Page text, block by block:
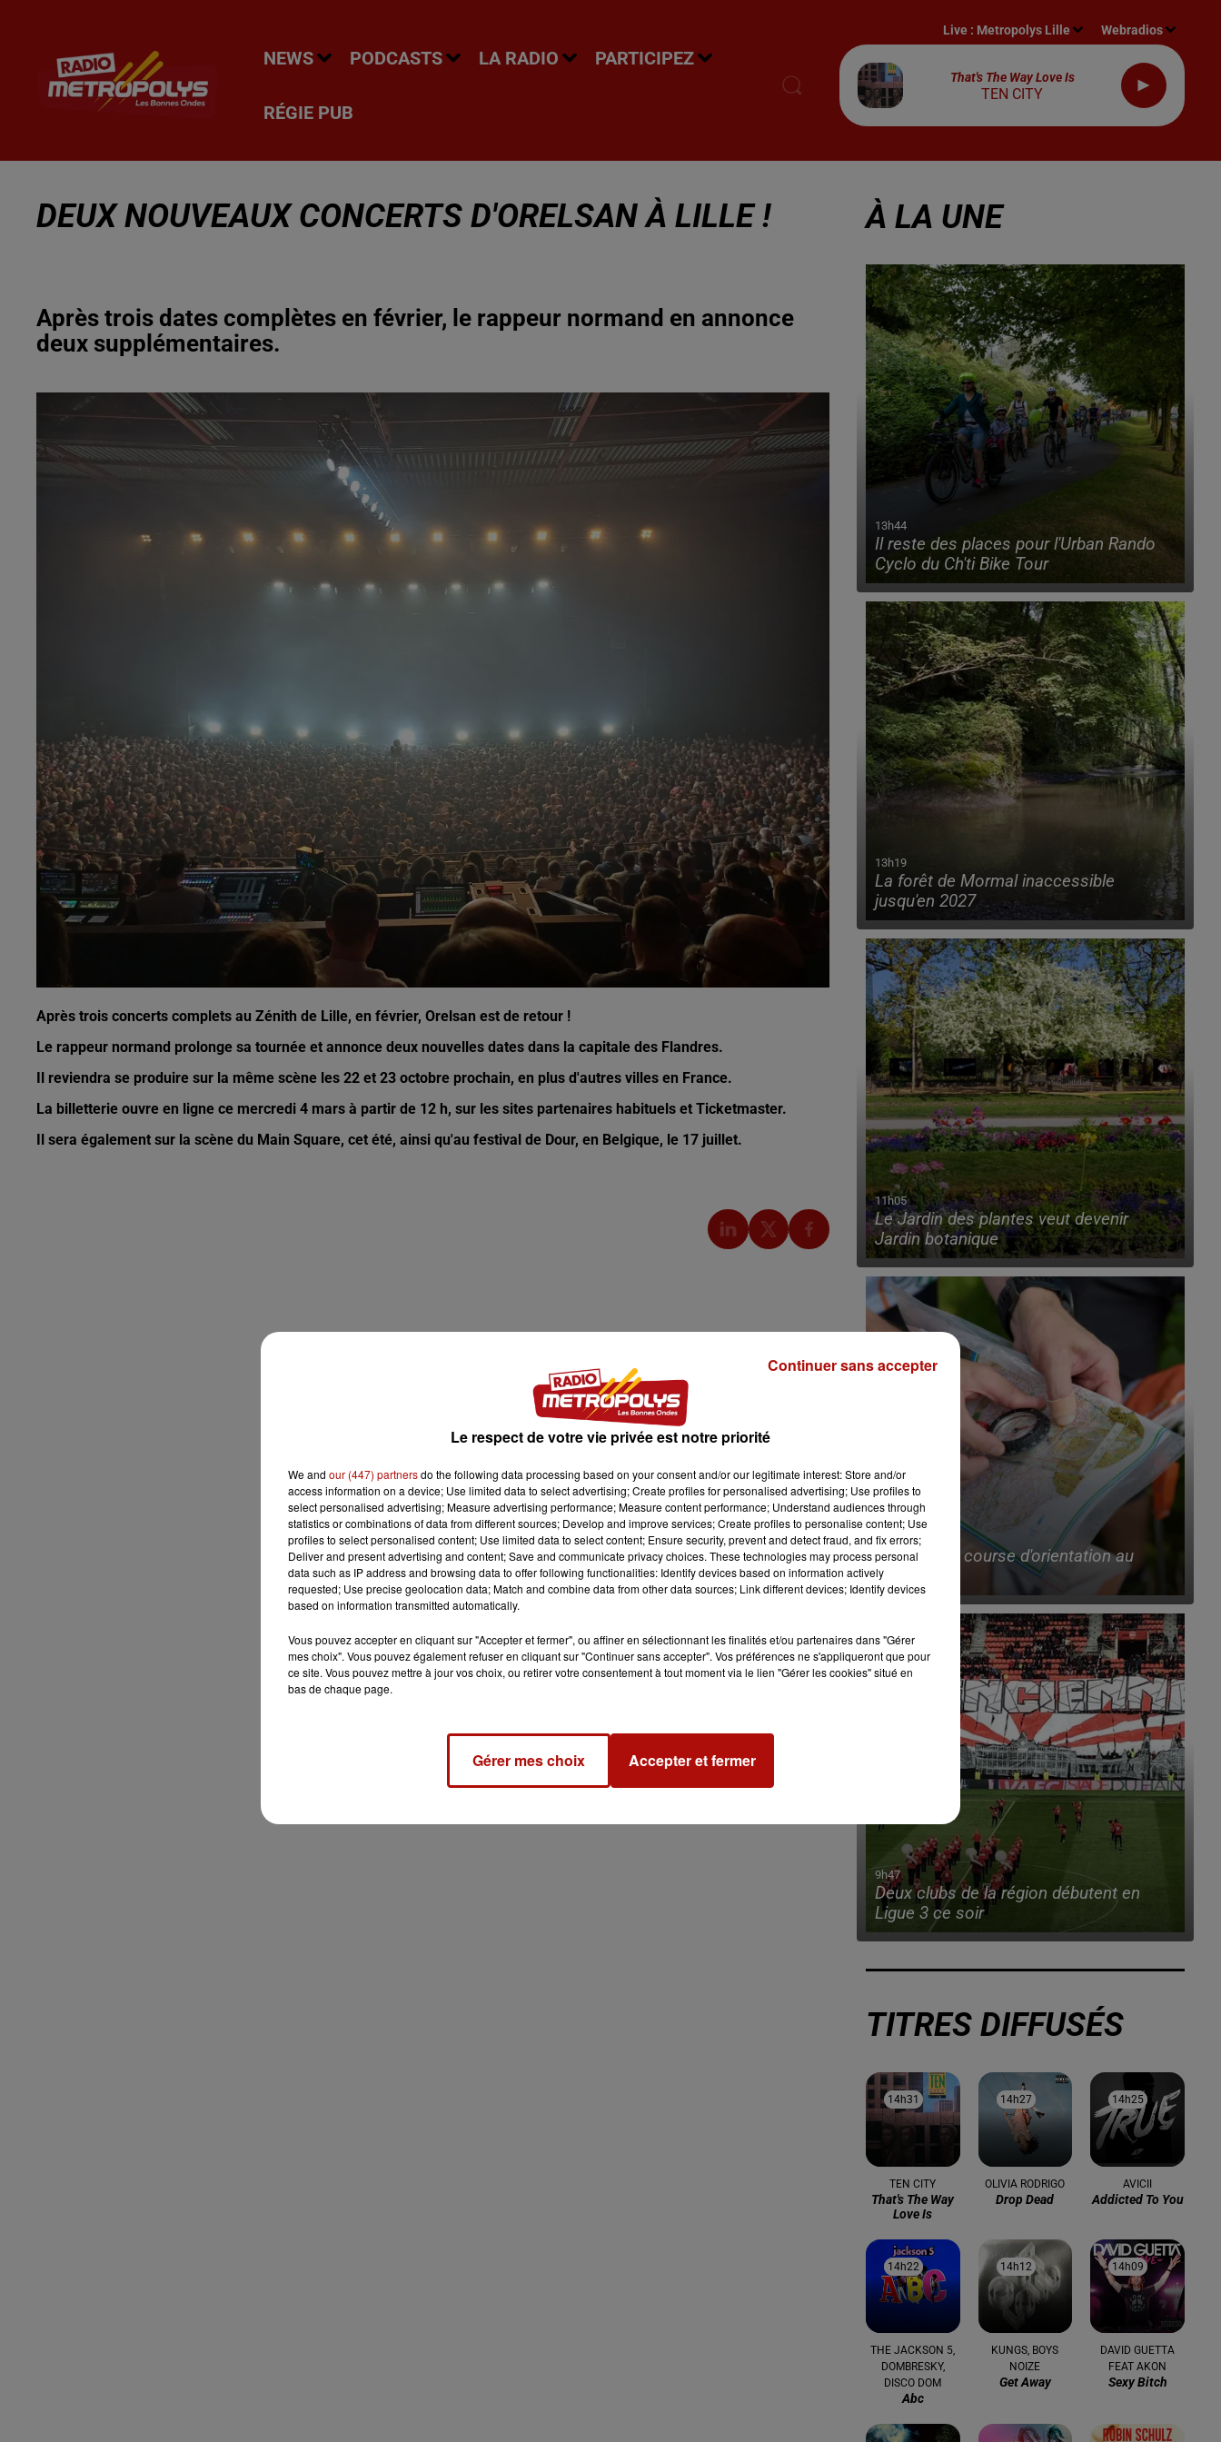
NEWS PODCASTS LA RADIO PARTICIPEZ
RÉGIE PUB
Live : Metropolys Lille Webradios
That's The Way Love Is
TEN CITY
DEUX NOUVEAUX CONCERTS D'ORELSAN À LILLE !
Après trois dates complètes en février, le rappeur normand en annonce
deux supplémentaires.
Après trois concerts complets au Zénith de Lille, en février, Orelsan est de retour !
Le rappeur normand prolonge sa tournée et annonce deux nouvelles dates dans la capitale des Flandres.
Il reviendra se produire sur la même scène les 22 et 23 octobre prochain, en plus d'autres villes en France.
La billetterie ouvre en ligne ce mercredi 4 mars à partir de 12 h, sur les sites partenaires habituels et Ticketmaster.
Il sera également sur la scène du Main Square, cet été, ainsi qu'au festival de Dour, en Belgique, le 17 juillet.
À LA UNE
13h44
Il reste des places pour l'Urban Rando
Cyclo du Ch'ti Bike Tour
13h19
La forêt de Mormal inaccessible
jusqu'en 2027
11h05
Le Jardin des plantes veut devenir
Jardin botanique
10h25
Bientôt une course d'orientation au
ValJoly !
9h47
Deux clubs de la région débutent en
Ligue 3 ce soir
TITRES DIFFUSÉS
14h31
14h31
TEN CITY
That's The Way
Love Is
14h27
14h27
OLIVIA RODRIGO
Drop Dead
14h25
14h25
AVICII
Addicted To You
14h22
14h22
THE JACKSON 5,
DOMBRESKY,
DISCO DOM
Abc
14h12
14h12
KUNGS, BOYS
NOIZE
Get Away
14h09
14h09
DAVID GUETTA
FEAT AKON
Sexy Bitch
Le respect de votre vie privée est notre priorité
We and our (447) partnersdo the following data processing based on your consent and/or our legitimate interest: Store and/or
access information on a device; Use limited data to select advertising; Create profiles for personalised advertising; Use profiles to
select personalised advertising; Measure advertising performance; Measure content performance; Understand audiences through
statistics or combinations of data from different sources; Develop and improve services; Create profiles to personalise content; Use
profiles to select personalised content; Use limited data to select content; Ensure security, prevent and detect fraud, and fix errors;
Deliver and present advertising and content; Save and communicate privacy choices. These technologies may process personal
data such as IP address and browsing data to offer following functionalities: Identify devices based on information actively
requested; Use precise geolocation data; Match and combine data from other data sources; Link different devices; Identify devices
based on information transmitted automatically.
Vous pouvez accepter en cliquant sur "Accepter et fermer", ou affiner en sélectionnant les finalités et/ou partenaires dans "Gérer
mes choix". Vous pouvez également refuser en cliquant sur "Continuer sans accepter". Vos préférences ne s'appliqueront que pour
ce site. Vous pouvez mettre à jour vos choix, ou retirer votre consentement à tout moment via le lien "Gérer les cookies" situé en
bas de chaque page.
Gérer mes choix Accepter et fermer
Continuer sans accepter